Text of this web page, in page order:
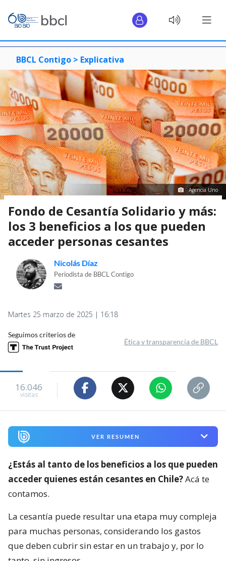
BBCL Contigo > Explicativa
Agencia Uno
Fondo de Cesantía Solidario y más:
los 3 beneficios a los que pueden
acceder personas cesantes
Nicolás Díaz
Periodista de BBCL Contigo
Martes 25 marzo de 2025 | 16:18
Seguimos criterios de
Ética y transparencia de BBCL
16.046
visitas
VER RESUMEN
¿Estás al tanto de los beneficios a los que pueden
acceder quienes están cesantes en Chile?Acá te
contamos.
La cesantía puede resultar una etapa muy compleja
para muchas personas, considerando los gastos
que deben cubrir sin estar en un trabajo y, por lo